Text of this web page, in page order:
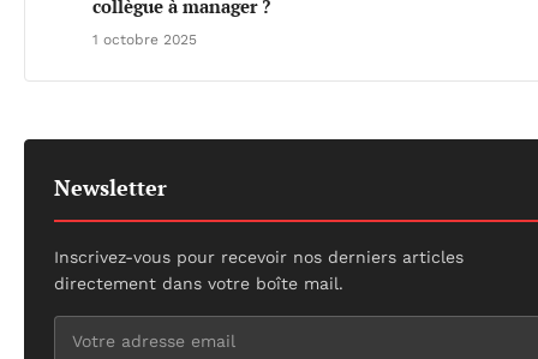
collègue à manager ?
1 octobre 2025
Newsletter
Inscrivez-vous pour recevoir nos derniers articles
directement dans votre boîte mail.